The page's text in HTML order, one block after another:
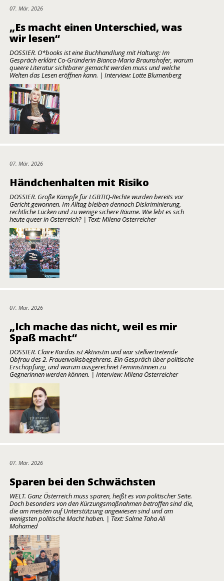
07. Mär. 2026
„Es macht einen Unterschied, was
wir lesen“
DOSSIER. O*books ist eine Buchhandlung mit Haltung: Im
Gespräch erklärt Co-Gründerin Bianca-Maria Braunshofer, warum
queere Literatur sichtbarer gemacht werden muss und welche
Welten das Lesen eröffnen kann. | Interview: Lotte Blumenberg
07. Mär. 2026
Händchenhalten mit Risiko
DOSSIER. Große Kämpfe für LGBTIQ-Rechte wurden bereits vor
Gericht gewonnen. Im Alltag bleiben dennoch Diskriminierung,
rechtliche Lücken und zu wenige sichere Räume. Wie lebt es sich
heute queer in Österreich? | Text: Milena Österreicher
07. Mär. 2026
„Ich mache das nicht, weil es mir
Spaß macht“
DOSSIER. Claire Kardas ist Aktivistin und war stellvertretende
Obfrau des 2. Frauenvolksbegehrens. Ein Gespräch über politische
Erschöpfung, und warum ausgerechnet Feministinnen zu
Gegnerinnen werden können. | Interview: Milena Österreicher
07. Mär. 2026
Sparen bei den Schwächsten
WELT. Ganz Österreich muss sparen, heißt es von politischer Seite.
Doch besonders von den Kürzungsmaßnahmen betroffen sind die,
die am meisten auf Unterstützung angewiesen sind und am
wenigsten politische Macht haben. | Text: Salme Taha Ali
Mohamed